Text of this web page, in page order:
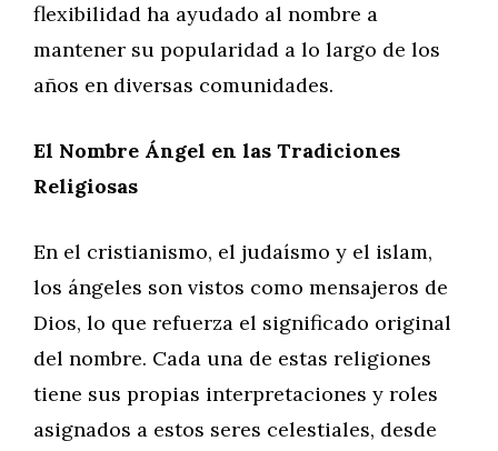
flexibilidad ha ayudado al nombre a
mantener su popularidad a lo largo de los
años en diversas comunidades.
El Nombre Ángel en las Tradiciones
Religiosas
En el cristianismo, el judaísmo y el islam,
los ángeles son vistos como mensajeros de
Dios, lo que refuerza el significado original
del nombre. Cada una de estas religiones
tiene sus propias interpretaciones y roles
asignados a estos seres celestiales, desde